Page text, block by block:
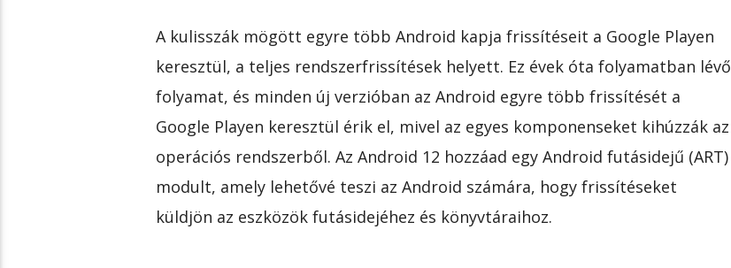
A kulisszák mögött egyre több Android kapja frissítéseit a Google Playen
keresztül, a teljes rendszerfrissítések helyett. Ez évek óta folyamatban lévő
folyamat, és minden új verzióban az Android egyre több frissítését a
Google Playen keresztül érik el, mivel az egyes komponenseket kihúzzák az
operációs rendszerből. Az Android 12 hozzáad egy Android futásidejű (ART)
modult, amely lehetővé teszi az Android számára, hogy frissítéseket
küldjön az eszközök futásidejéhez és könyvtáraihoz.